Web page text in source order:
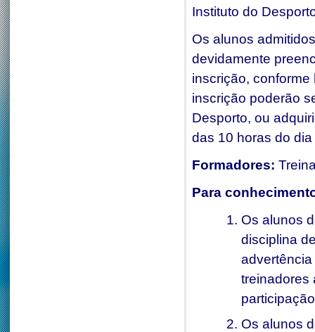
Instituto do
Os alunos
devidamente
inscrição,
inscrição poderão
Desporto, ou
das 10 horas do
Formadores:
Para
Os alunos
disciplina
treinadores
Os alunos